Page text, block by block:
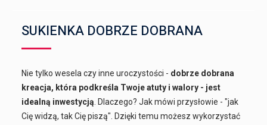
SUKIENKA DOBRZE DOBRANA
Nie tylko wesela czy inne uroczystości - dobrze dobrana
kreacja, która podkreśla Twoje atuty i walory - jest
idealną inwestycją . Dlaczego? Jak mówi przysłowie - "jak
Cię widzą, tak Cię piszą". Dzięki temu możesz wykorzystać